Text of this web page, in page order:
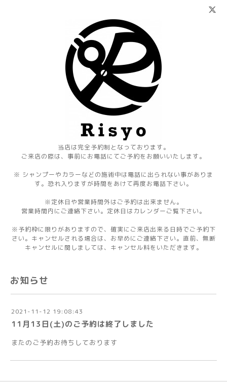
当店は完全予約制となっております。
ご来店の際は、事前にお電話にてご予約をお願いいたします。
※ シャンプーやカラーなどの施術中は電話に出られない事がありま
す。恐れ入りますが時間をあけて再度お電話下さい。
※定休日や営業時間外はご予約は出来ません。
営業時間内にご連絡下さい。定休日はカレンダーご覧下さい。
※予約枠に限りがありますので、確実にご来店出来る日時でご予約下
さい。キャンセルされる場合は、お早めにご連絡下さい。直前、無断
キャンセルに関しましては、キャンセル料をいただきます。
お知らせ
2021-11-12 19:08:43
11月13日(土)のご予約は終了しました
またのご予約お待ちしております